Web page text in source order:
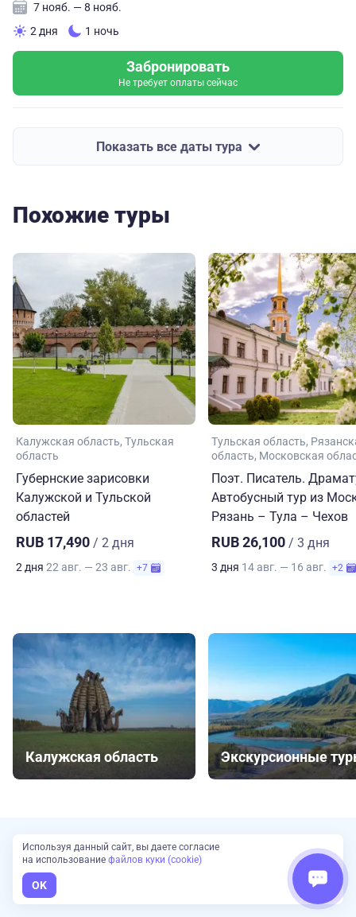
7 нояб. — 8 нояб.
2 дня
1 ночь
Забронировать
Не требует оплаты сейчас
Показать все даты тура
Похожие туры
Калужская область Тульская
область
Губернские зарисовки
Калужской и Тульской
областей
RUB 17,490 / 2 дня
2 дня 22 авг. — 23 авг. +7
Тульская область
область Московская
Поэт. Писатель.
Автобусный тур из
Рязань – Тула – Чехов
RUB 26,100 / 3 дня
3 дня 14 авг. — 16 авг. +2
Калужская область Экскурсионные
Сложно выбрать?
Наш эксперт подберет туры для вас
Используя данный сайт, вы даете согласие
на использование файлов куки (cookie)
OK